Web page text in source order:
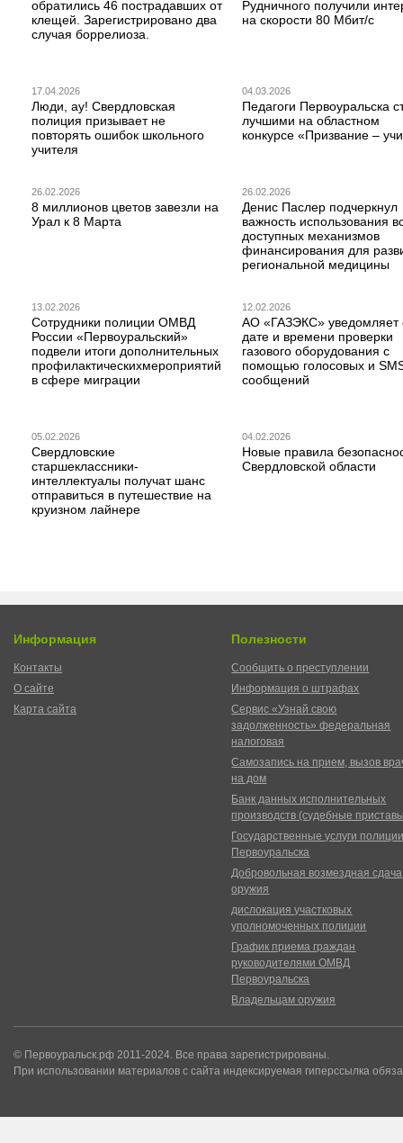
обратились 46 пострадавших от
клещей. Зарегистрировано два
случая боррелиоза.
Рудничного получили
на скорости 80 Мбит/с
17.04.2026
Люди, ау! Свердловская
полиция призывает не
повторять ошибок школьного
учителя
04.03.2026
Педагоги Первоуральска
лучшими на областном
конкурсе «Призвание –
26.02.2026
8 миллионов цветов завезли на
Урал к 8 Марта
26.02.2026
Денис Паслер подчеркнул
важность использования
доступных механизмов
финансирования для
региональной медицины
13.02.2026
Сотрудники полиции ОМВД
России «Первоуральский»
подвели итоги дополнительных
профилактическихмероприятий
в сфере миграции
12.02.2026
АО «ГАЗЭКС» уведомляет
дате и времени проверки
газового оборудования с
помощью голосовых и
сообщений
05.02.2026
Свердловские
старшеклассники-
интеллектуалы получат шанс
отправиться в путешествие на
круизном лайнере
04.02.2026
Новые правила
Свердловской области
Информация
Контакты
О сайте
Карта сайта
Полезности
Сообщить о преступлении
Информация о штрафах
Сервис «Узнай свою
задолженность» федеральная
налоговая
Самозапись на прием, вызов
на дом
Банк данных исполнительных
производств (судебные
Государственные услуги
Первоуральска
Добровольная возмездная сдача
оружия
дислокация участковых
уполномоченных полиции
График приема граждан
руководителями ОМВД
Первоуральска
Владельцам оружия
© Первоуральск.рф 2011-2024. Все права зарегистрированы.
При использовании материалов с сайта индексируемая гиперссылка